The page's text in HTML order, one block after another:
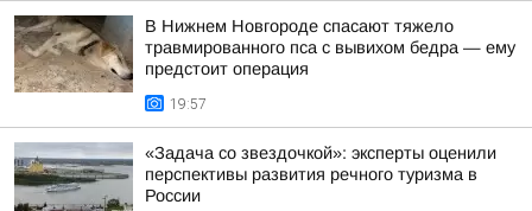
В Нижнем Новгороде спасают тяжело
травмированного пса с вывихом бедра — ему
предстоит операция
19:57
«Задача со звездочкой»: эксперты оценили
перспективы развития речного туризма в
России